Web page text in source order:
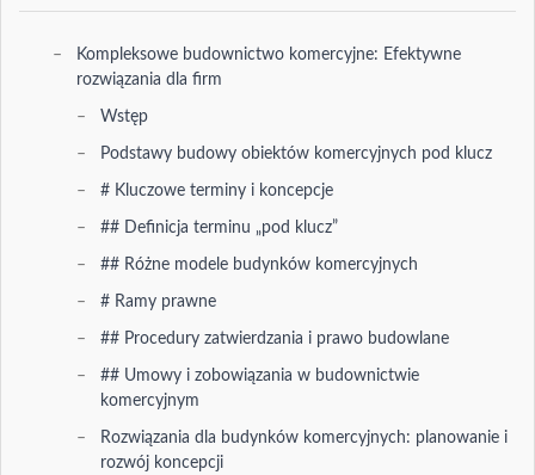
Kompleksowe budownictwo komercyjne: Efektywne
rozwiązania dla firm
Wstęp
Podstawy budowy obiektów komercyjnych pod klucz
# Kluczowe terminy i koncepcje
## Definicja terminu „pod klucz”
## Różne modele budynków komercyjnych
# Ramy prawne
## Procedury zatwierdzania i prawo budowlane
## Umowy i zobowiązania w budownictwie
komercyjnym
Rozwiązania dla budynków komercyjnych: planowanie i
rozwój koncepcji